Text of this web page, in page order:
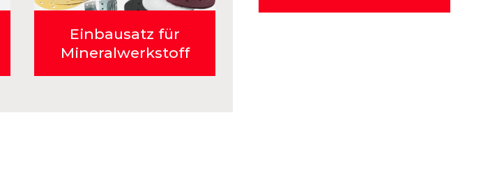
Einbausatz für
Mineralwerkstoff